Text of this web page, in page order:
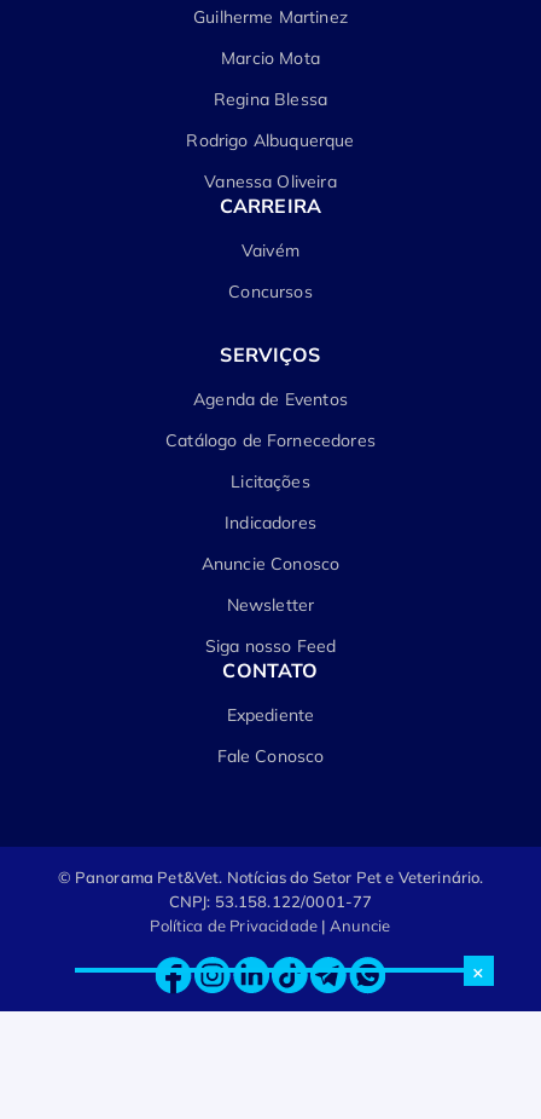
×
Guilherme Martinez
Marcio Mota
Regina Blessa
Rodrigo Albuquerque
Vanessa Oliveira
CARREIRA
Vaivém
Concursos
SERVIÇOS
Agenda de Eventos
Catálogo de Fornecedores
Licitações
Indicadores
Anuncie Conosco
Newsletter
Siga nosso Feed
CONTATO
Expediente
Fale Conosco
© Panorama Pet&Vet. Notícias do Setor Pet e Veterinário.
CNPJ: 53.158.122/0001-77
Política de Privacidade | Anuncie